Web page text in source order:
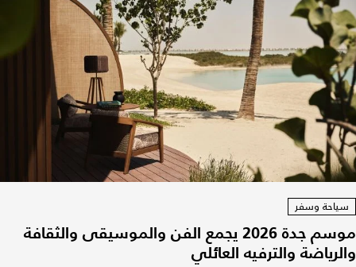
سياحة وسفر
موسم جدة 2026 يجمع الفن والموسيقى والثقافة
والرياضة والترفيه العائلي